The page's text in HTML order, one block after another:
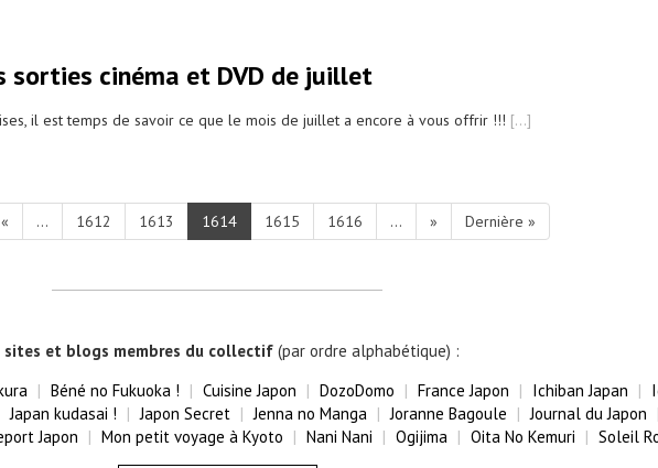
sorties cinéma et DVD de juillet
il est temps de savoir ce que le mois de juillet a encore à vous offrir !!! [...]
« ... 1612 1613 1614 1615 1616 ... » Dernière »
sites et blogs membres du collectif(par ordre alphabétique) :
Béné no Fukuoka ! Cuisine Japon DozoDomo France Japon Ichiban Japan
Japan kudasai ! Japon Secret Jenna no Manga Joranne Bagoule Journal du Japon
Japon Mon petit voyage à Kyoto Nani Nani Ogijima Oita No Kemuri Soleil